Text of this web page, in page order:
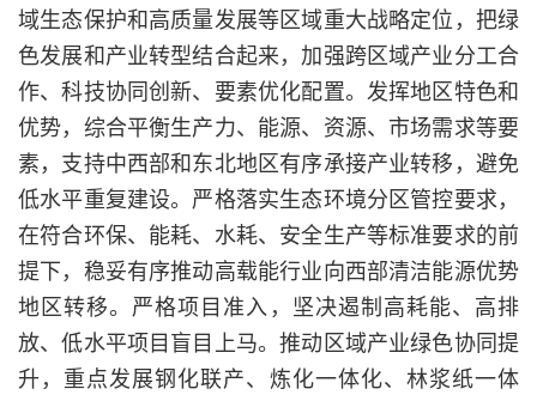
域生态保护和高质量发展等区域重大战略定位，把绿
色发展和产业转型结合起来，加强跨区域产业分工合
作、科技协同创新、要素优化配置。发挥地区特色和
优势，综合平衡生产力、能源、资源、市场需求等要
素，支持中西部和东北地区有序承接产业转移，避免
低水平重复建设。严格落实生态环境分区管控要求，
在符合环保、能耗、水耗、安全生产等标准要求的前
提下，稳妥有序推动高载能行业向西部清洁能源优势
地区转移。严格项目准入，坚决遏制高耗能、高排
放、低水平项目盲目上马。推动区域产业绿色协同提
升，重点发展钢化联产、炼化一体化、林浆纸一体